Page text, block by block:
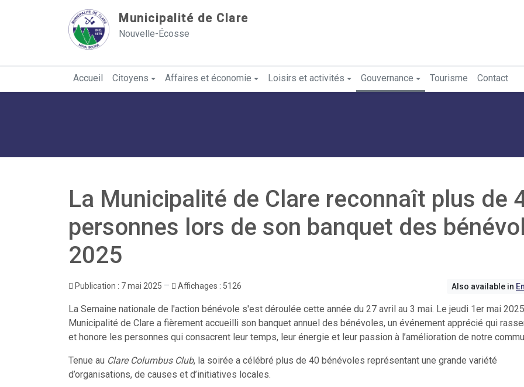
Municipalité de Clare
Nouvelle-Écosse
Accueil Citoyens Affaires et économie Loisirs et activités Gouvernance Tourisme Contact
La Municipalité de Clare reconnaît plus de
personnes lors de son banquet des
2025
Publication : 7 mai 2025 Also available in
Affichages : 5126
La Semaine nationale de l'action bénévole s'est déroulée cette année du 27 avril au 3 mai. Le jeudi 1er mai
Municipalité de Clare a fièrement accueilli son banquet annuel des bénévoles, un événement apprécié qui
et honore les personnes qui consacrent leur temps, leur énergie et leur passion à l’amélioration de notre
Tenue au Clare Columbus Club, la soirée a célébré plus de 40 bénévoles représentant une grande variété
d’organisations, de causes et d’initiatives locales.